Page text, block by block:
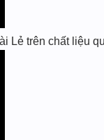
Lẻ trên chất liệu